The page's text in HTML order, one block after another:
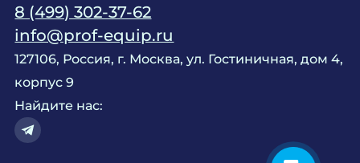
8 (499) 302-37-62
info@prof-equip.ru
127106, Россия, г. Москва, ул. Гостиничная, дом 4,
корпус 9
Найдите нас: